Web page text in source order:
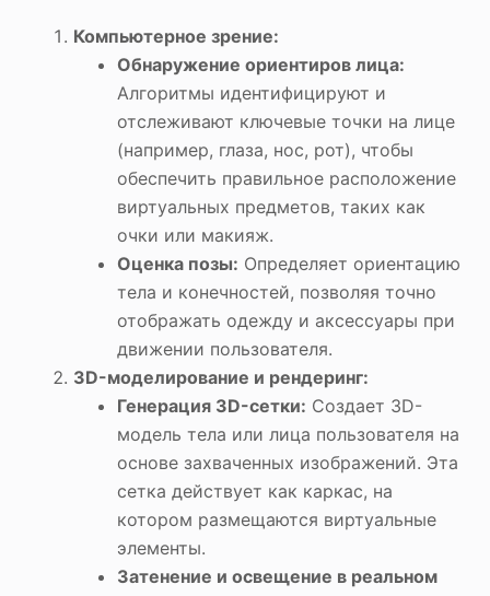
Компьютерное зрение:
Обнаружение ориентиров лица:
Алгоритмы идентифицируют и
отслеживают ключевые точки на лице
(например, глаза, нос, рот), чтобы
обеспечить правильное расположение
виртуальных предметов, таких как
очки или макияж.
Оценка позы: Определяет ориентацию
тела и конечностей, позволяя точно
отображать одежду и аксессуары при
движении пользователя.
3D-моделирование и рендеринг:
Генерация 3D-сетки: Создает 3D-
модель тела или лица пользователя на
основе захваченных изображений. Эта
сетка действует как каркас, на
котором размещаются виртуальные
элементы.
Затенение и освещение в реальном